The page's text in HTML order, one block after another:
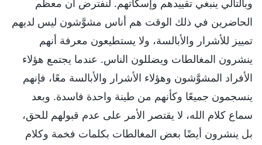
وبالتالي ينبغي تقييدهم وإسكاتهم. لنفترض أن معظم
الحاضرين في ذلك الوقت هم أناس مشوَّشون ليس لديهم
تمييز للأشرار والأبالسة، ولا يستطيعون معرفة أنهم
ينشرون المغالطات ويضللون الناس. عندما يجتمع هؤلاء
الأفراد المشوَّشون وهؤلاء الأشرار والأبالسة معًا، فإنهم
ينسجمون جميعًا وكأنهم من طينة واحدة فاسدة. وبعد
سماع كلام الله، لا يقتصر الأمر على عدم قبولهم للحق،
بل ينشرون أيضًا بعض المغالطات بكلمات فخمة وكلام